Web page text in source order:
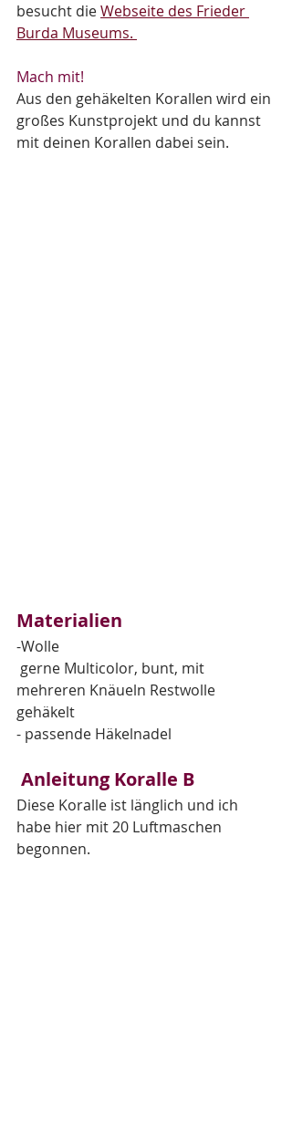
besucht die Webseite des Frieder
Burda Museums.
Mach mit!
Aus den gehäkelten Korallen wird ein
großes Kunstprojekt und du kannst
mit deinen Korallen dabei sein.
Materialien
-Wolle
gerne Multicolor, bunt, mit
mehreren Knäueln Restwolle
gehäkelt
- passende Häkelnadel
Anleitung Koralle B
Diese Koralle ist länglich und ich
habe hier mit 20 Luftmaschen
begonnen.